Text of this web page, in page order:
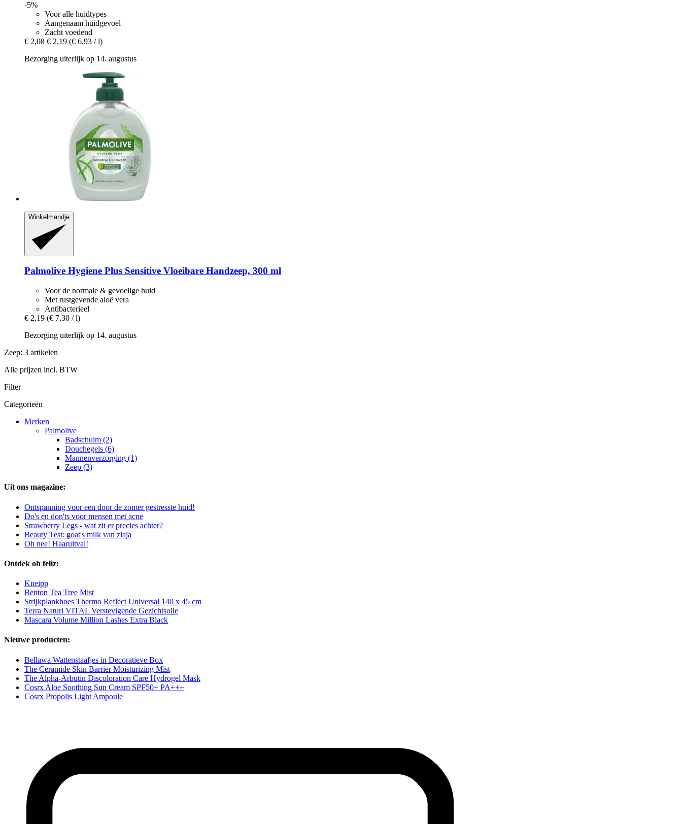
-5%
Voor alle huidtypes
Aangenaam huidgevoel
Zacht voedend
€ 2,08 € 2,19 (€ 6,93 / l)
Bezorging uiterlijk op 14. augustus
Winkelmandje
Palmolive Hygiene Plus Sensitive Vloeibare Handzeep, 300 ml
Voor de normale & gevoelige huid
Met rustgevende aloë vera
Antibacterieel
€ 2,19 (€ 7,30 / l)
Bezorging uiterlijk op 14. augustus
Zeep: 3 artikelen
Alle prijzen incl. BTW
Filter
Categorieën
Merken
Palmolive
Badschuim (2)
Douchegels (6)
Mannenverzorging (1)
Zeep (3)
Uit ons magazine:
Ontspanning voor een door de zomer gestresste huid!
Do's en don'ts voor mensen met acne
Strawberry Legs - wat zit er precies achter?
Beauty Test: goat's milk van ziaja
Oh nee! Haaruitval!
Ontdek oh feliz:
Kneipp
Benton Tea Tree Mist
Strijkplankhoes Thermo Reflect Universal 140 x 45 cm
Terra Naturi VITAL Verstevigende Gezichtsolie
Mascara Volume Million Lashes Extra Black
Nieuwe producten:
Bellawa Wattenstaafjes in Decoratieve Box
The Ceramide Skin Barrier Moisturizing Mist
The Alpha-Arbutin Discoloration Care Hydrogel Mask
Cosrx Aloe Soothing Sun Cream SPF50+ PA+++
Cosrx Propolis Light Ampoule